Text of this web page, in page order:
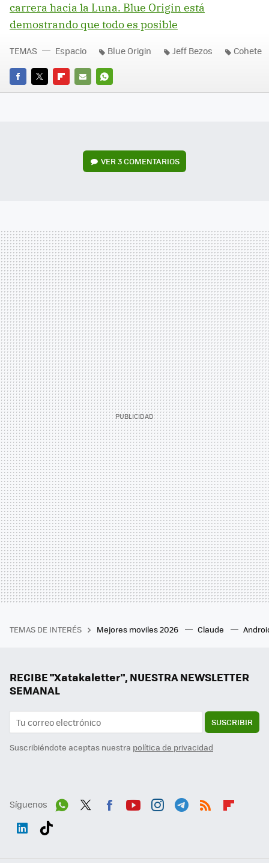
carrera hacia la Luna. Blue Origin está
demostrando que todo es posible
FACEBOOK
TWITTERFLIPBOARD
E-
WHATSAPP
TEMAS Espacio Blue Origin Jeff Bezos Cohete
VER3 COMENTARIOS
TEMAS DE INTERÉS Mejores moviles 2026 Claude
RECIBE "Xatakaletter", NUESTRA NEWSLETTER
SEMANAL
SUSCRIBIR
Suscribiéndote aceptas nuestra política de privacidad
Síguenos